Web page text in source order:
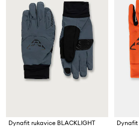
Dynafit rukavice BLACKLIGHT